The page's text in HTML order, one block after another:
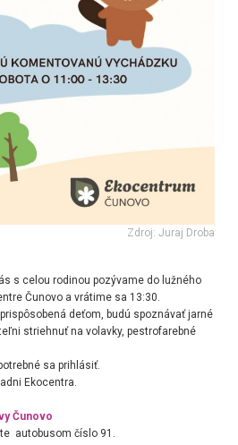
Zdroj: Juraj Droba
s celou rodinou pozývame do lužného
Čunovo a vrátime sa 13:30.
deťom, budú spoznávať jarné
striehnuť na volavky, pestrofarebné
sa prihlásiť.
Ekocentra.
Čunovo
autobusom číslo 91.